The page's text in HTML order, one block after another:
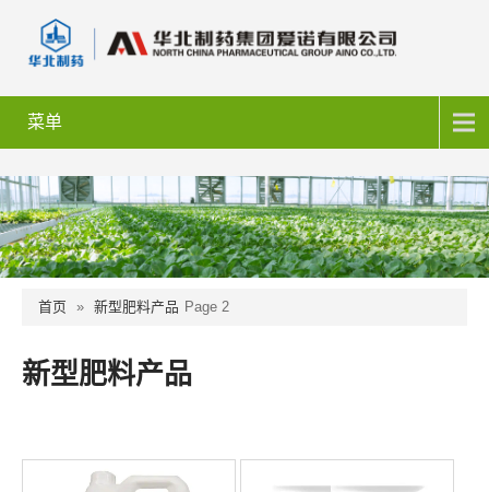
菜单
首页 » 新型肥料产品 Page 2
新型肥料产品